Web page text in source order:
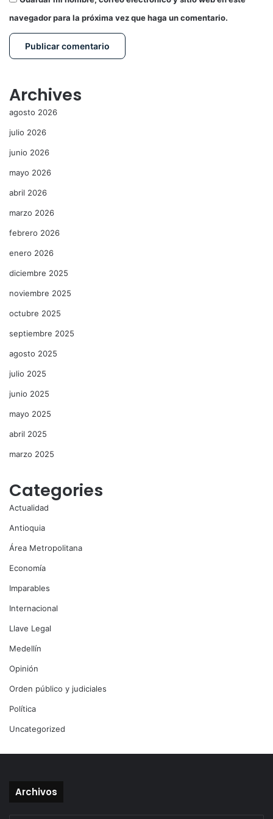
navegador para la próxima vez que haga un comentario.
Archives
agosto 2026
julio 2026
junio 2026
mayo 2026
abril 2026
marzo 2026
febrero 2026
enero 2026
diciembre 2025
noviembre 2025
octubre 2025
septiembre 2025
agosto 2025
julio 2025
junio 2025
mayo 2025
abril 2025
marzo 2025
Categories
Actualidad
Antioquia
Área Metropolitana
Economía
Imparables
Internacional
Llave Legal
Medellín
Opinión
Orden público y judiciales
Política
Uncategorized
Archivos